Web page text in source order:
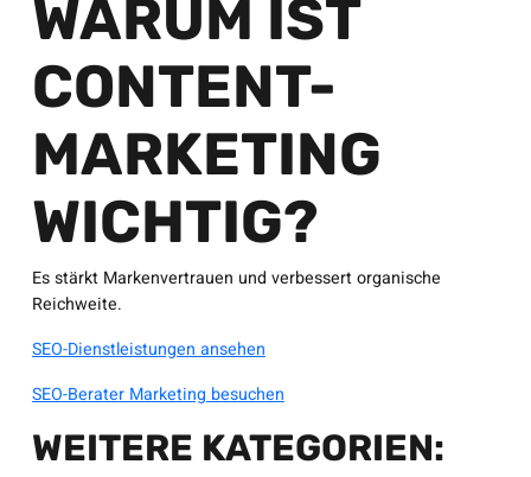
WARUM IST
CONTENT-
MARKETING
WICHTIG?
Es stärkt Markenvertrauen und verbessert organische
Reichweite.
SEO-Dienstleistungen ansehen
SEO-Berater Marketing besuchen
WEITERE KATEGORIEN: